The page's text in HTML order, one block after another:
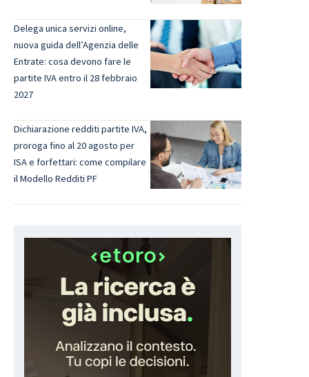
Delega unica servizi online,
nuova guida dell’Agenzia delle
Entrate: cosa devono fare le
partite IVA entro il 28 febbraio
2027
Dichiarazione redditi partite IVA,
proroga fino al 20 agosto per
ISA e forfettari: come compilare
il Modello Redditi PF